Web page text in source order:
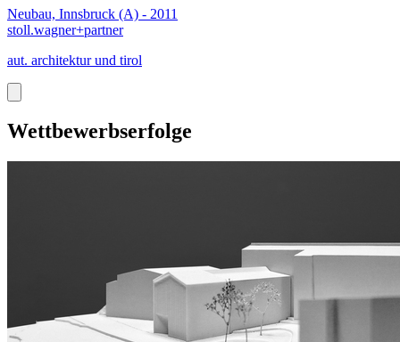
Neubau, Innsbruck (A) - 2011
stoll.wagner+partner
aut. architektur und tirol
Wettbewerbserfolge